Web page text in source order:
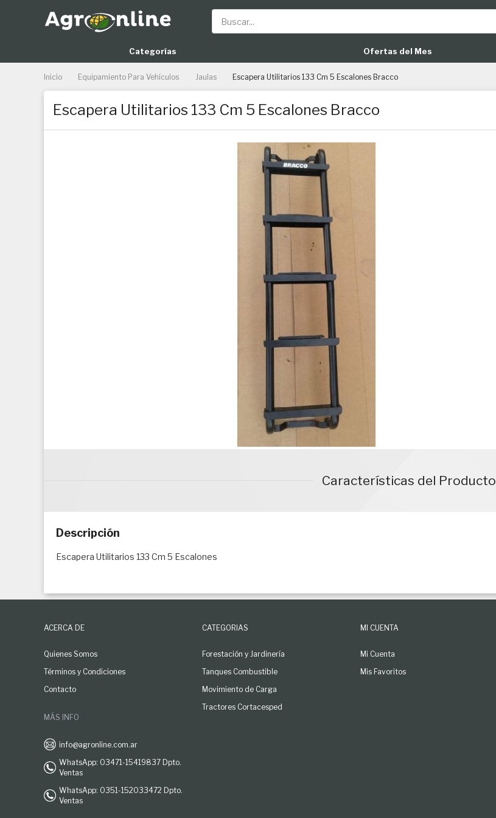
Buscar
Categorías Ofertas del Mes
Inicio Equipamiento Para Vehículos Jaulas Escapera Utilitarios 133 Cm 5 Escalones Bracco
Escapera Utilitarios 133 Cm 5 Escalones Bracco
Características del Producto
Descripción
Escapera Utilitarios 133 Cm 5 Escalones
ACERCA DE
Quienes Somos
Términos y Condiciones
Contacto
MÁS INFO
info@agronline.com.ar
WhatsApp: 03471-15419837 Dpto.
Ventas
WhatsApp: 0351-152033472 Dpto.
Ventas
CATEGORIAS
Forestación y Jardinería
Tanques Combustible
Movimiento de Carga
Tractores Cortacesped
MI CUENTA
Mi Cuenta
Mis Favoritos